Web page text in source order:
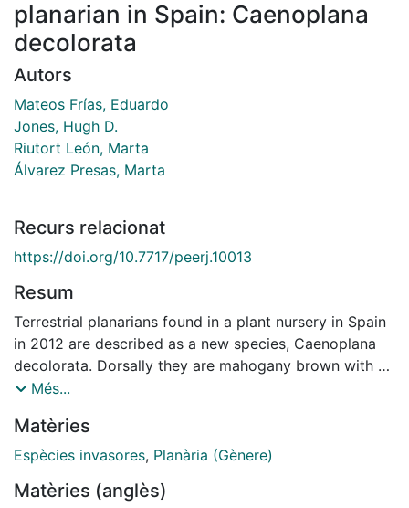
planarian in Spain: Caenoplana
decolorata
Autors
Mateos Frías, Eduardo
Jones, Hugh D.
Riutort León, Marta
Álvarez Presas, Marta
Recurs relacionat
https://doi.org/10.7717/peerj.10013
Resum
Terrestrial planarians found in a plant nursery in Spain
in 2012 are described as a new species, Caenoplana
decolorata. Dorsally they are mahogany brown with a
cream median line. Ventrally they are pastel turquoise
they are a member of the genus Caenoplana, but that
they differ from other Caenoplana species found in
sectioned, and the musculature and copulatory
Més...
Matèries
Espècies invasores, Planària (Gènere)
Matèries (anglès)